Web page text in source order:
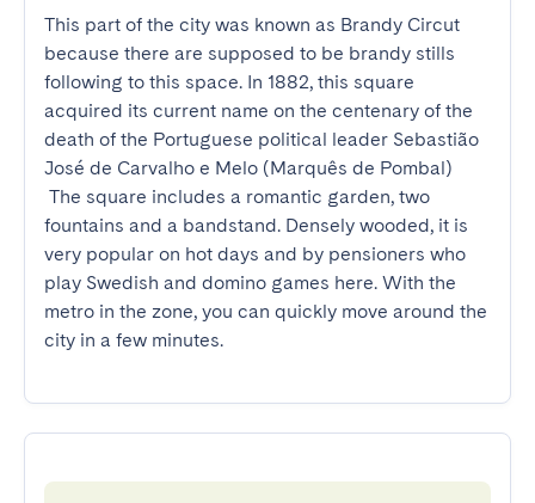
This part of the city was known as Brandy Circut
because there are supposed to be brandy stills
following to this space. In 1882, this square
acquired its current name on the centenary of the
death of the Portuguese political leader Sebastião
José de Carvalho e Melo (Marquês de Pombal)
fountains and a bandstand. Densely wooded, it is
very popular on hot days and by pensioners who
play Swedish and domino games here. With the
metro in the zone, you can quickly move around the
city in a few minutes.